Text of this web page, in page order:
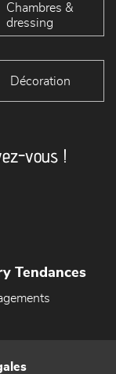
Chambres &
dressing
Décoration
vous !
Tendances